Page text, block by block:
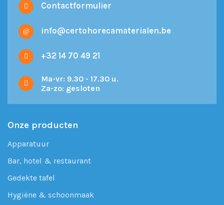
Contactformulier
info@certohorecamaterialen.be
+32 14 70 49 21
Ma-vr: 9.30 - 17.30 u.
Za-zo: gesloten
Onze producten
Apparatuur
Bar, hotel & restaurant
Gedekte tafel
Hygiëne & schoonmaak